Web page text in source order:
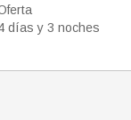
días y 3 noches